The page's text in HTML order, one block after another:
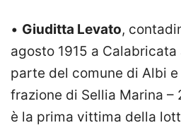
• Giuditta Levato,
agosto 1915 a Calabricata
parte del comune di Albi
frazione di Sellia Marina –
è la prima vittima della